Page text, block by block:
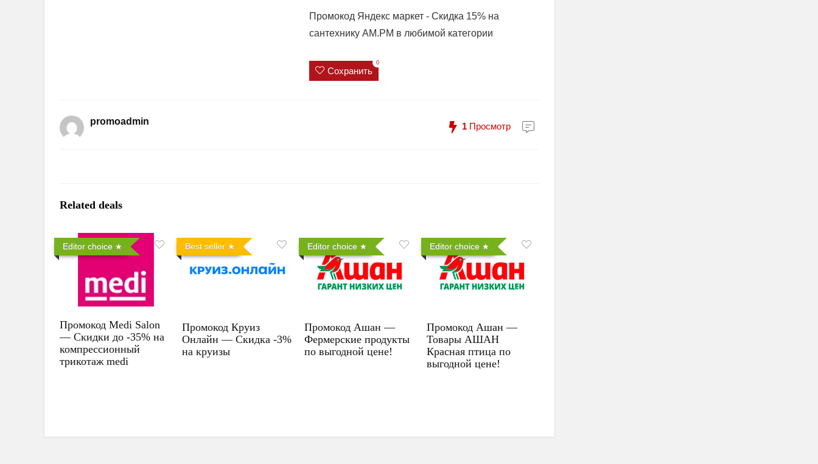
Промокод Яндекс маркет - Скидка 15% на
сантехнику AM.РM в любимой категории
Сохранить
0
promoadmin 1 Просмотр
Related deals
Editor choice
Промокод Medi Salon
— Скидки до -35% на
компрессионный
трикотаж medi
Best seller
Промокод Круиз
Онлайн — Скидка -3%
на круизы
Editor choice
Промокод Ашан —
Фермерские продукты
по выгодной цене!
Editor choice
Промокод Ашан —
Товары АШАН
Красная птица по
выгодной цене!